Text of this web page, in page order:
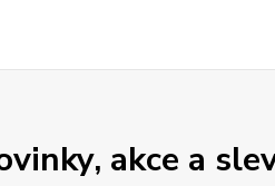
akce a